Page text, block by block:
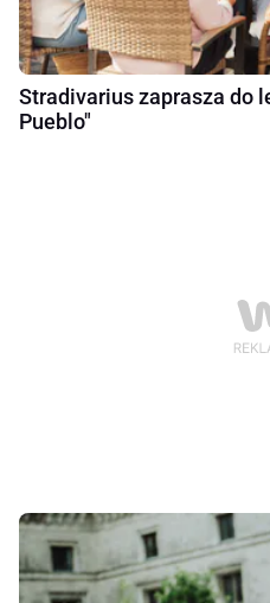
Stradivarius zaprasza do
Pueblo"